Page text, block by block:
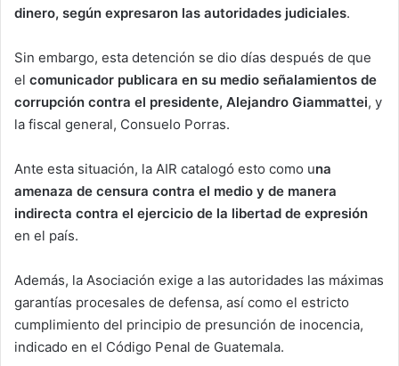
dinero, según expresaron las autoridades judiciales.
Sin embargo, esta detención se dio días después de que
el comunicador publicara en su medio señalamientos de
corrupción contra el presidente, Alejandro Giammattei, y
la fiscal general, Consuelo Porras.
Ante esta situación, la AIR catalogó esto como una
amenaza de censura contra el medio y de manera
indirecta contra el ejercicio de la libertad de expresión
en el país.
Además, la Asociación exige a las autoridades las máximas
garantías procesales de defensa, así como el estricto
cumplimiento del principio de presunción de inocencia,
indicado en el Código Penal de Guatemala.